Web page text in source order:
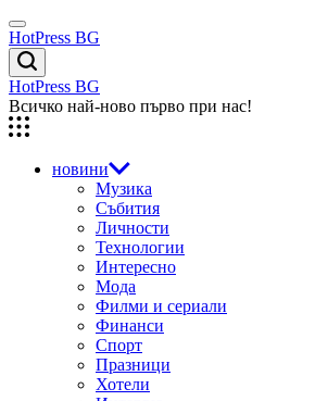
Skip
to
content
Menu
HotPress BG
Търсене
HotPress BG
Всичко най-ново първо при нас!
новини
Музика
Събития
Личности
Технологии
Интересно
Мода
Филми и сериали
Финанси
Спорт
Празници
Хотели